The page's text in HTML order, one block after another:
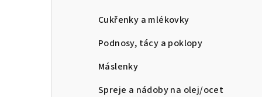
Cukřenky a mlékovky
Podnosy, tácy a poklopy
Máslenky
Spreje a nádoby na olej/ocet